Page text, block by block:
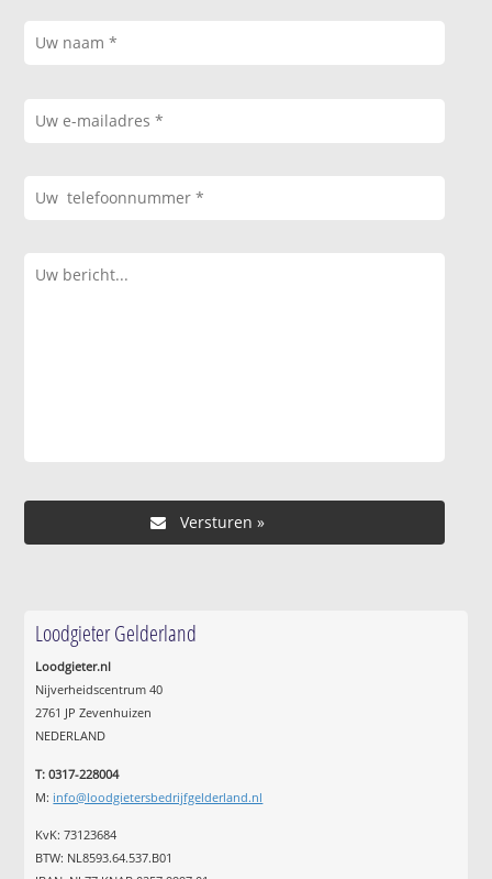
Loodgieter Gelderland
Loodgieter.nl
Nijverheidscentrum 40
2761 JP Zevenhuizen
NEDERLAND
T: 0317-228004
M: info@loodgietersbedrijfgelderland.nl
KvK: 73123684
BTW: NL8593.64.537.B01